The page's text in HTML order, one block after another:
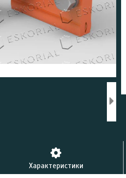
Характеристики